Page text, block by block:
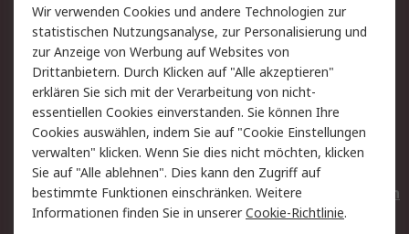
Rücksendungen
Kontakt
Hilfe
Privatkunden
Rechtliches
AGB
Datenschutz
Cookie-Richtlinie
Zahlungsbedingungen
Copyright/Impressum
Entsorgung
Elektrogeräte/Batterien
Wir verwenden Cookies und andere Technologien zur
statistischen Nutzungsanalyse, zur Personalisierung und
zur Anzeige von Werbung auf Websites von
Drittanbietern. Durch Klicken auf "Alle akzeptieren"
erklären Sie sich mit der Verarbeitung von nicht-
essentiellen Cookies einverstanden. Sie können Ihre
Cookies auswählen, indem Sie auf "Cookie Einstellungen
verwalten" klicken. Wenn Sie dies nicht möchten, klicken
Sie auf "Alle ablehnen". Dies kann den Zugriff auf
bestimmte Funktionen einschränken. Weitere
Informationen finden Sie in unsererCookie-Richtlinie.